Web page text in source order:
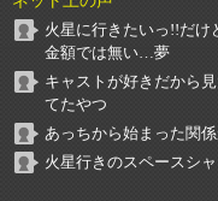
火星に行きたいっ!!だけ
金額では無い…夢
キャストが好きだから
てたやつ
あっちから始まった関
火星行きのスペースシ